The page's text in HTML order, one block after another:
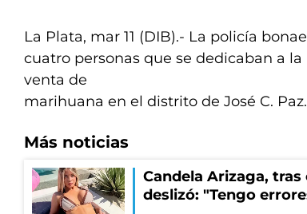
La Plata, mar 11 (DIB).- La policía
cuatro personas que se dedicaban a
venta de
marihuana en el distrito de José C. Paz.
Más noticias
Candela Arizaga,
deslizó: "Tengo